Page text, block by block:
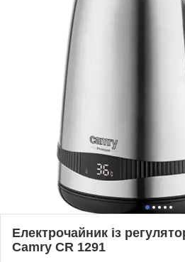
Електрочайник із
Camry CR 1291